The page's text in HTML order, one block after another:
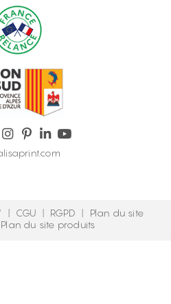
| CGU | RGPD |
Plan du site
Plan du site produits